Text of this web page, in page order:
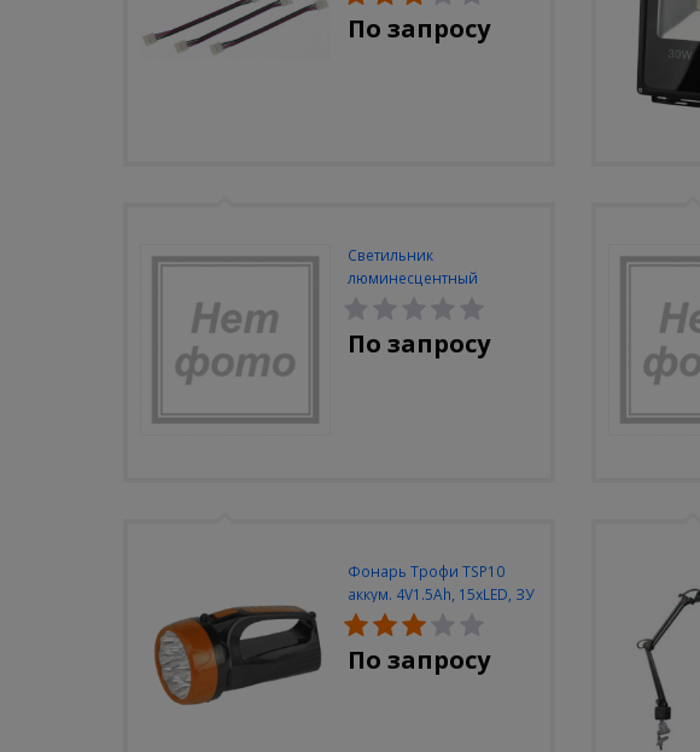
По запросу
Светильник
люминесцентный
Navigator NEL-A2-E130-T4-
840/WH
По запросу
Фонарь Трофи TSP10
аккум. 4V1.5Ah, 15xLED, ЗУ
вилка 220V
По запросу